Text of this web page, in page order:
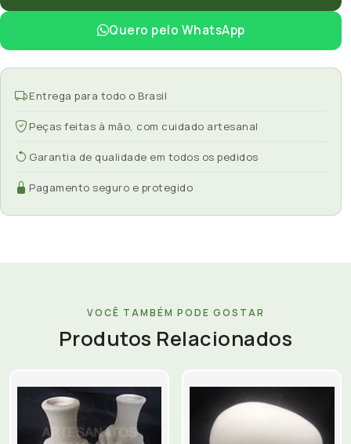
Quero pelo WhatsApp
Entrega para todo o Brasil
Peças feitas à mão, com cuidado artesanal
Garantia de qualidade em todos os pedidos
Pagamento seguro e protegido
VOCÊ TAMBÉM PODE GOSTAR
Produtos Relacionados